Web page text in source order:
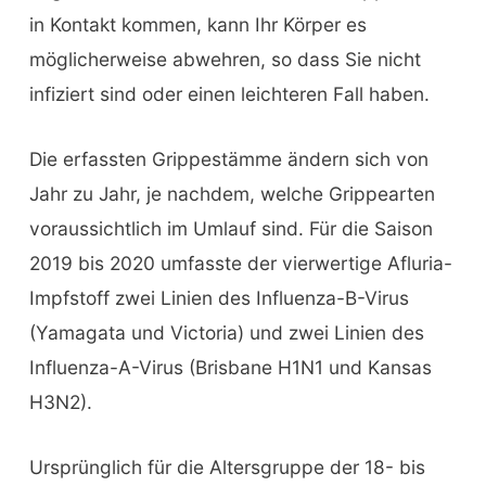
in Kontakt kommen, kann Ihr Körper es
möglicherweise abwehren, so dass Sie nicht
infiziert sind oder einen leichteren Fall haben.
Die erfassten Grippestämme ändern sich von
Jahr zu Jahr, je nachdem, welche Grippearten
voraussichtlich im Umlauf sind. Für die Saison
2019 bis 2020 umfasste der vierwertige Afluria-
Impfstoff zwei Linien des Influenza-B-Virus
(Yamagata und Victoria) und zwei Linien des
Influenza-A-Virus (Brisbane H1N1 und Kansas
H3N2).
Ursprünglich für die Altersgruppe der 18- bis